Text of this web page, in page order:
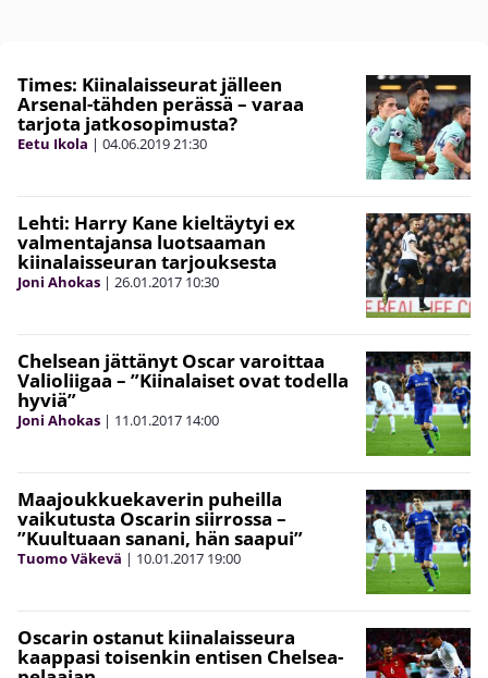
Times: Kiinalaisseurat jälleen
Arsenal-tähden perässä – varaa
tarjota jatkosopimusta?
Eetu Ikola | 04.06.201921:30
Lehti: Harry Kane kieltäytyi ex
valmentajansa luotsaaman
kiinalaisseuran tarjouksesta
Joni Ahokas | 26.01.2017 10:30
Chelsean jättänyt Oscar varoittaa
Valioliigaa – ”Kiinalaiset ovat todella
hyviä”
Joni Ahokas | 11.01.2017 14:00
Maajoukkuekaverin puheilla
vaikutusta Oscarin siirrossa –
”Kuultuaan sanani, hän saapui”
Tuomo Väkevä | 10.01.2017 19:00
Oscarin ostanut kiinalaisseura
kaappasi toisenkin entisen Chelsea-